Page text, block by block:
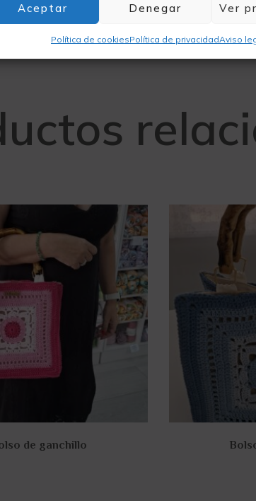
Aceptar Denegar Ver
Política de cookiesPolítica de privacidadAviso
de ganchillo